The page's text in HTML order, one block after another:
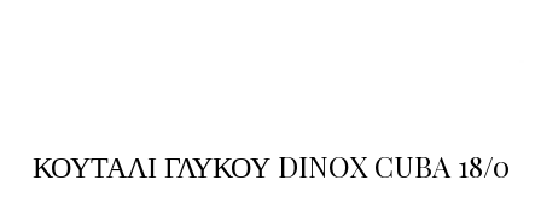
ΚΟΥΤΑΛΙ ΓΛΥΚΟΥ DINOX CUBA 18/0